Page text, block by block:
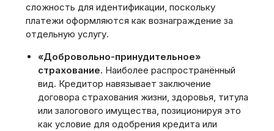
сложность для идентификации, поскольку
платежи оформляются как вознаграждение за
отдельную услугу.
«Добровольно-принудительное»
страхование. Наиболее распространённый
вид. Кредитор навязывает заключение
договора страхования жизни, здоровья, титула
или залогового имущества, позиционируя это
как условие для одобрения кредита или